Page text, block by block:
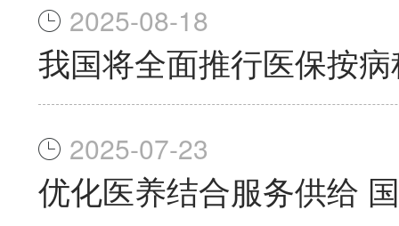
2025-08-18
我国将全面推行医保按
2025-07-23
优化医养结合服务供给